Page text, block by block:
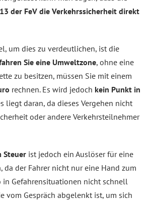
der FeV die Verkehrssicherheit direkt
um dies zu verdeutlichen, ist die
Sie eine Umweltzone, ohne eine
zu besitzen, müssen Sie mit einem
rechnen. Es wird jedoch kein Punkt in
liegt daran, da dieses Vergehen nicht
oder andere Verkehrsteilnehmer
Steuer ist jedoch ein Auslöser für eine
da der Fahrer nicht nur eine Hand zum
in Gefahrensituationen nicht schnell
vom Gespräch abgelenkt ist, um sich